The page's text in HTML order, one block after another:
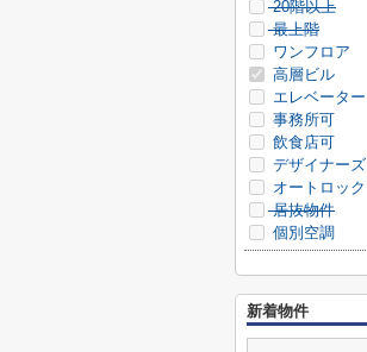
20階以上
最上階
ワンフロア
高層ビル
エレベーター
事務所可
飲食店可
デザイナーズ
オートロック
居抜物件
個別空調
新着物件